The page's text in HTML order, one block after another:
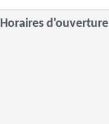
Horaires d'ouverture